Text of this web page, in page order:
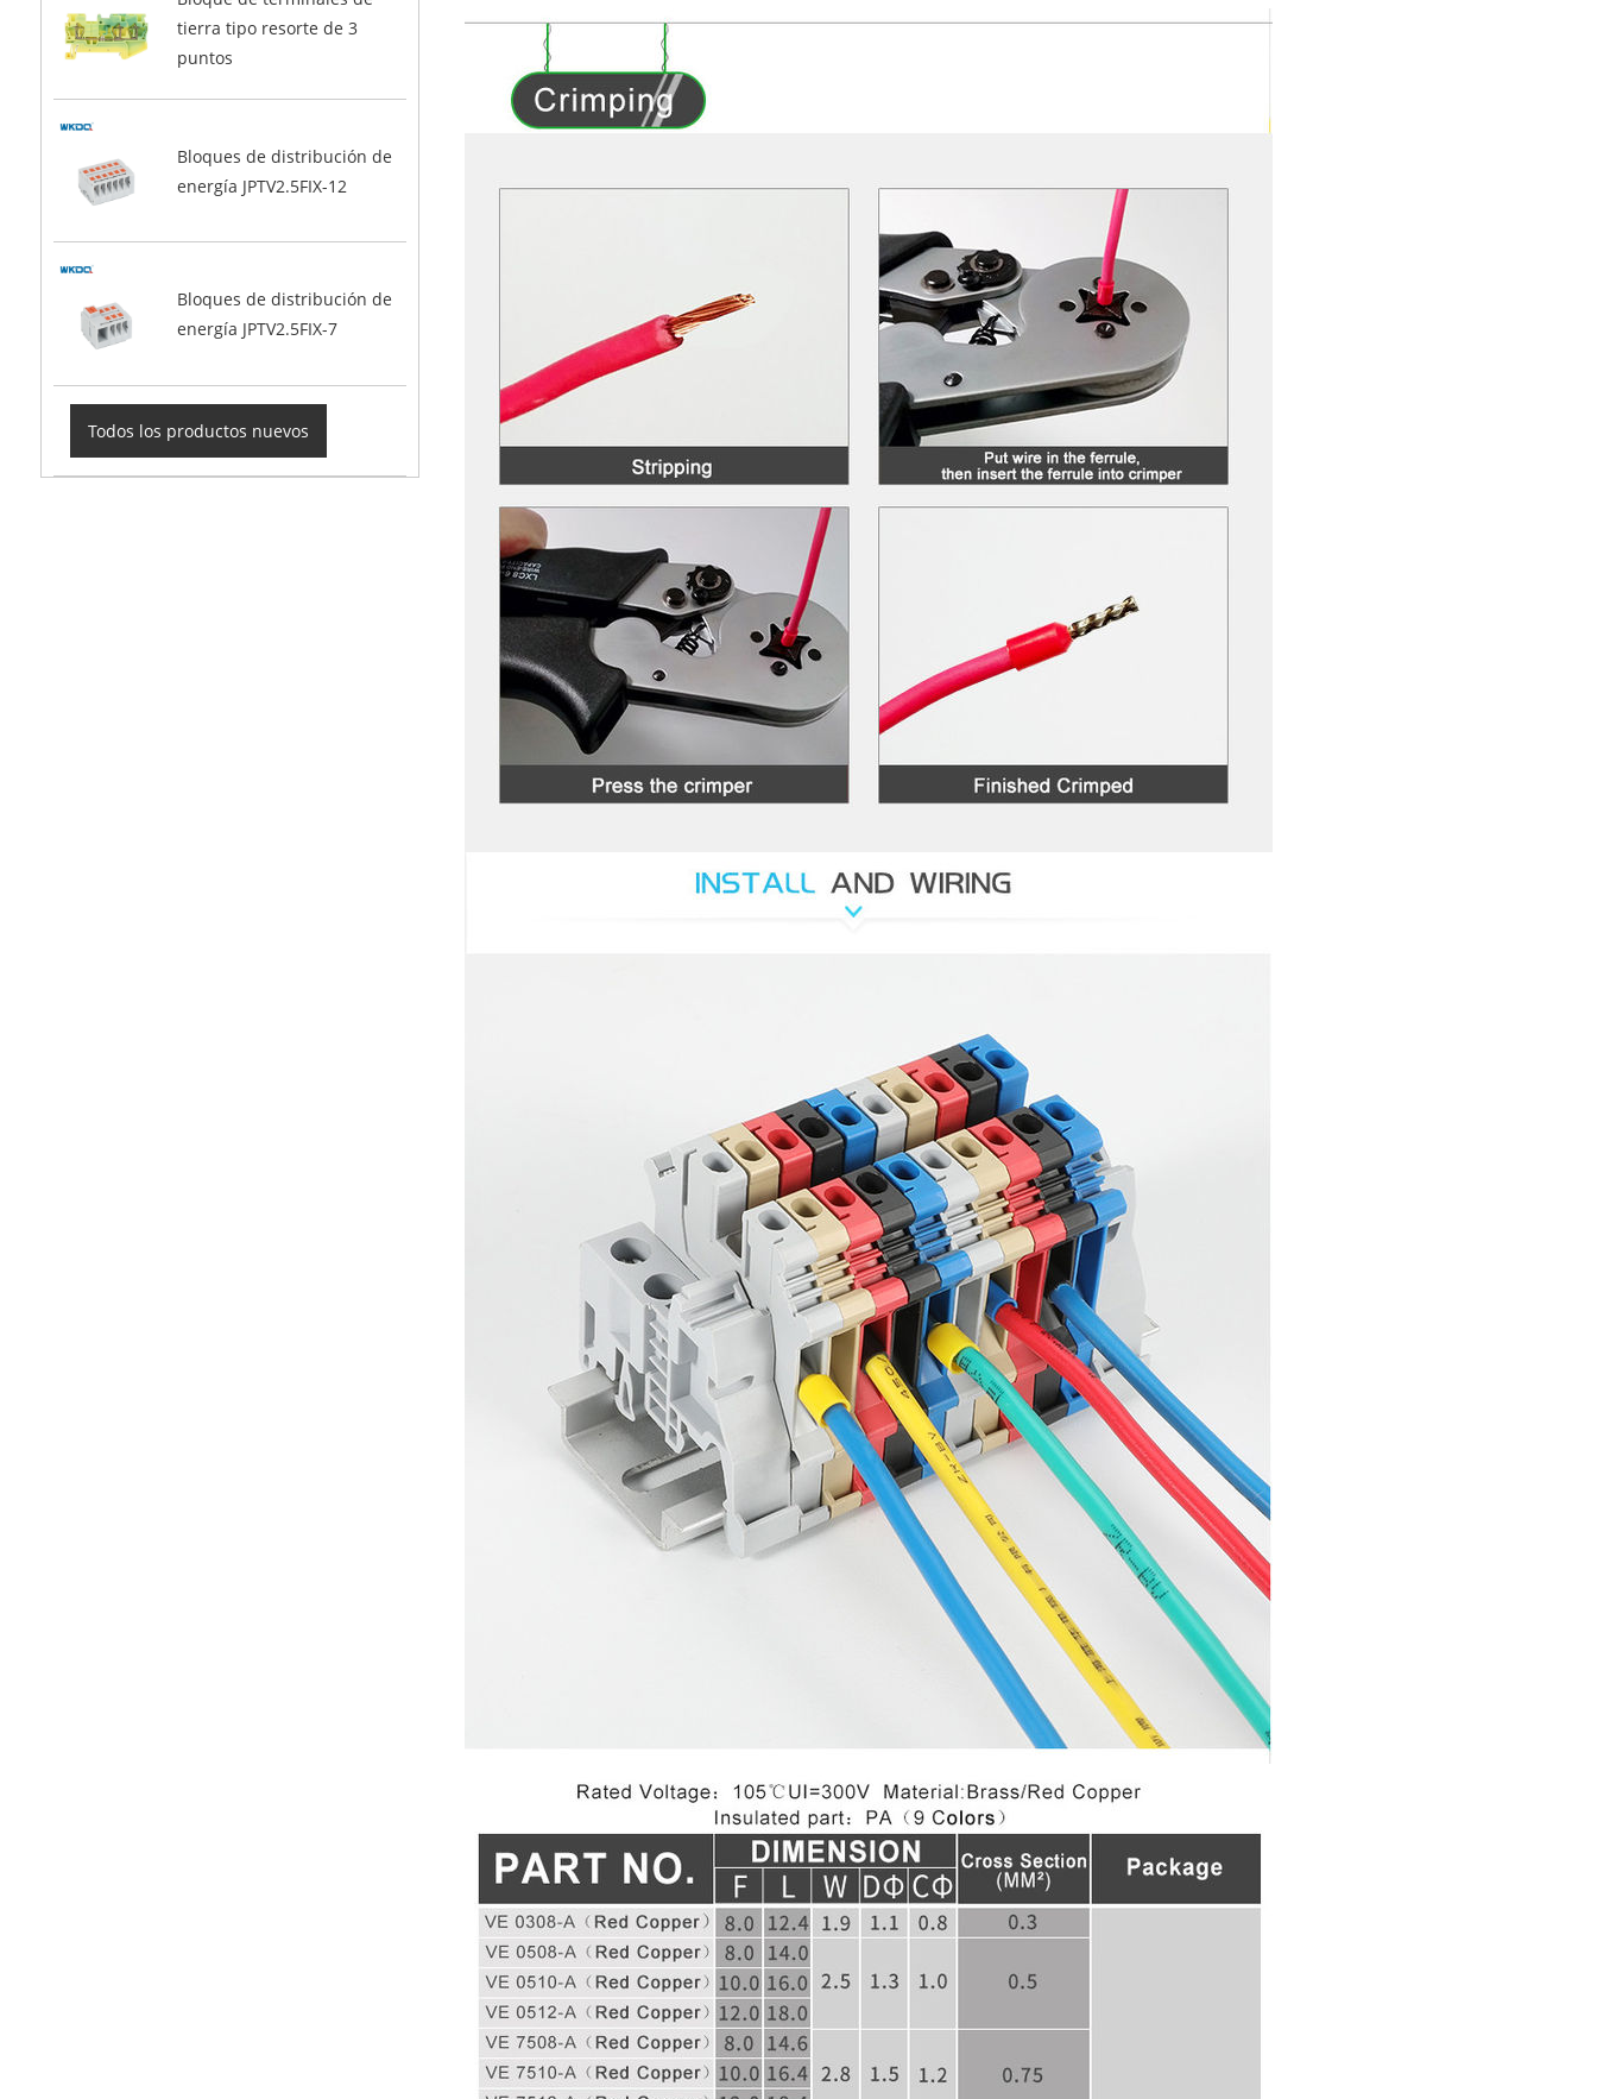
tierra tipo resorte de 3
puntos
Bloques de distribución de
energía JPTV2.5FIX-12
Bloques de distribución de
energía JPTV2.5FIX-7
Todos los productos nuevos